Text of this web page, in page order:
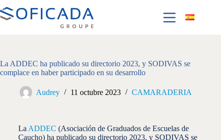
La ADDEC ha publicado su directorio 2023, y SODIVAS se
complace en haber participado en su desarrollo
Audrey 11 octubre 2023 CAMARADERIA
La ADDEC (Asociación de Graduados de Escuelas de
Caucho) ha publicado su directorio 2023, y SODIVAS se